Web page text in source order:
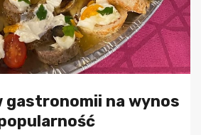
gastronomii na wynos